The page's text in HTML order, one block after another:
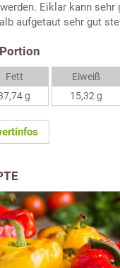
Eiklar kann sehr
aufgetaut sehr gut
Fett
g
Eiweiß
15,32 g